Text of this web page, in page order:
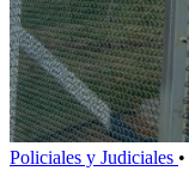
Policiales y Judiciales •